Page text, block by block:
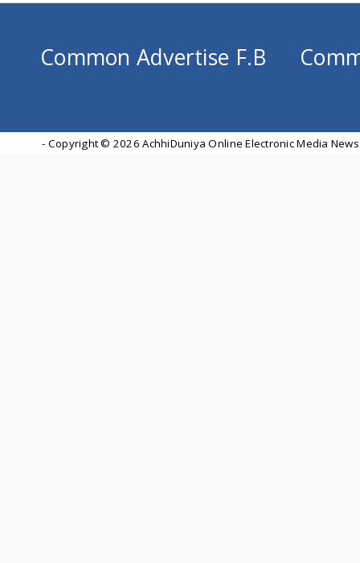
Common Advertise F.B
- Copyright © 2026 AchhiDuniya Online Electronic Media